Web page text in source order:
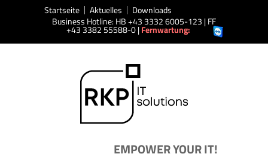
Startseite Aktuelles
Downloads
Business Hotline: HB +43 3332 6005-123 | FF
+43 3382 55588-0 |Fernwartung:
EMPOWER YOUR IT!